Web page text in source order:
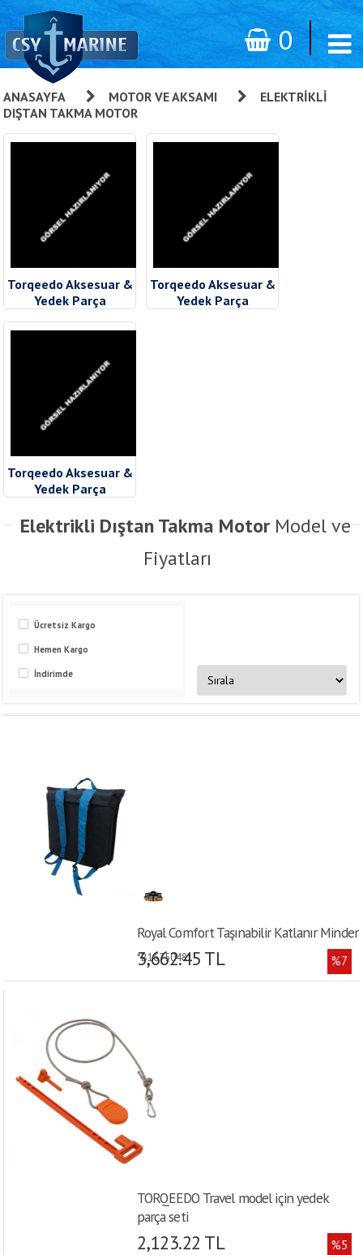
0
ANASAYFA MOTOR VE AKSAMI
ELEKTRIKLI
DIŞTAN TAKMA MOTOR
Torqeedo Aksesuar &
Yedek Parça
Torqeedo Aksesuar &
Yedek Parça
Torqeedo Aksesuar &
Yedek Parça
Elektrikli Dıştan Takma Motor Model ve
Fiyatları
Ücretsiz Kargo
Hemen Kargo
İndirimde
Royal Comfort Taşınabilir Katlanır Minder
*B1675048*
3,662.45 TL %7
TORQEEDO Travel model için yedek
parça seti
2,123.22 TL %5